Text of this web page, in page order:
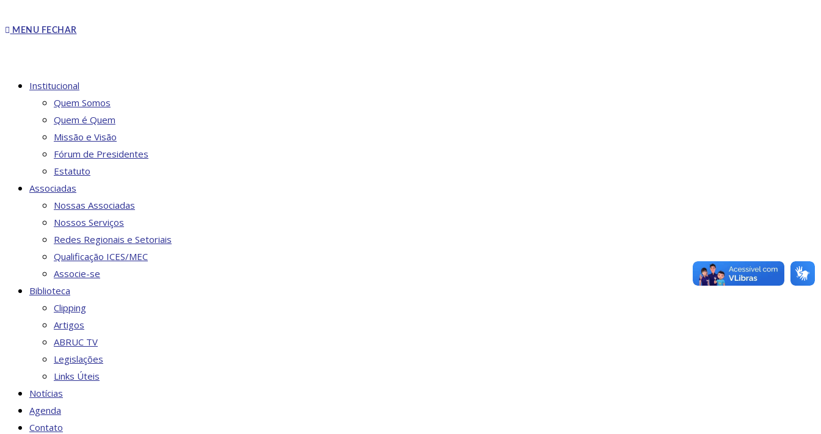
MENU FECHAR
Institucional
Quem Somos
Quem é Quem
Missão e Visão
Fórum de Presidentes
Estatuto
Associadas
Nossas Associadas
Nossos Serviços
Redes Regionais e Setoriais
Qualificação ICES/MEC
Associe-se
Biblioteca
Clipping
Artigos
ABRUC TV
Legislações
Links Úteis
Notícias
Agenda
Contato